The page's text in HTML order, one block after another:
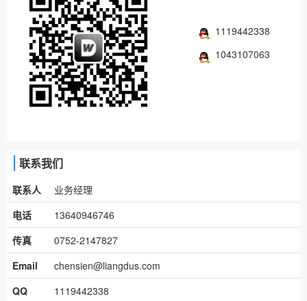
1119442338
1043107063
联系我们
联系人
业务经理
电话
13640946746
传真
0752-2147827
Email
chensien@liangdus.com
QQ
1119442338